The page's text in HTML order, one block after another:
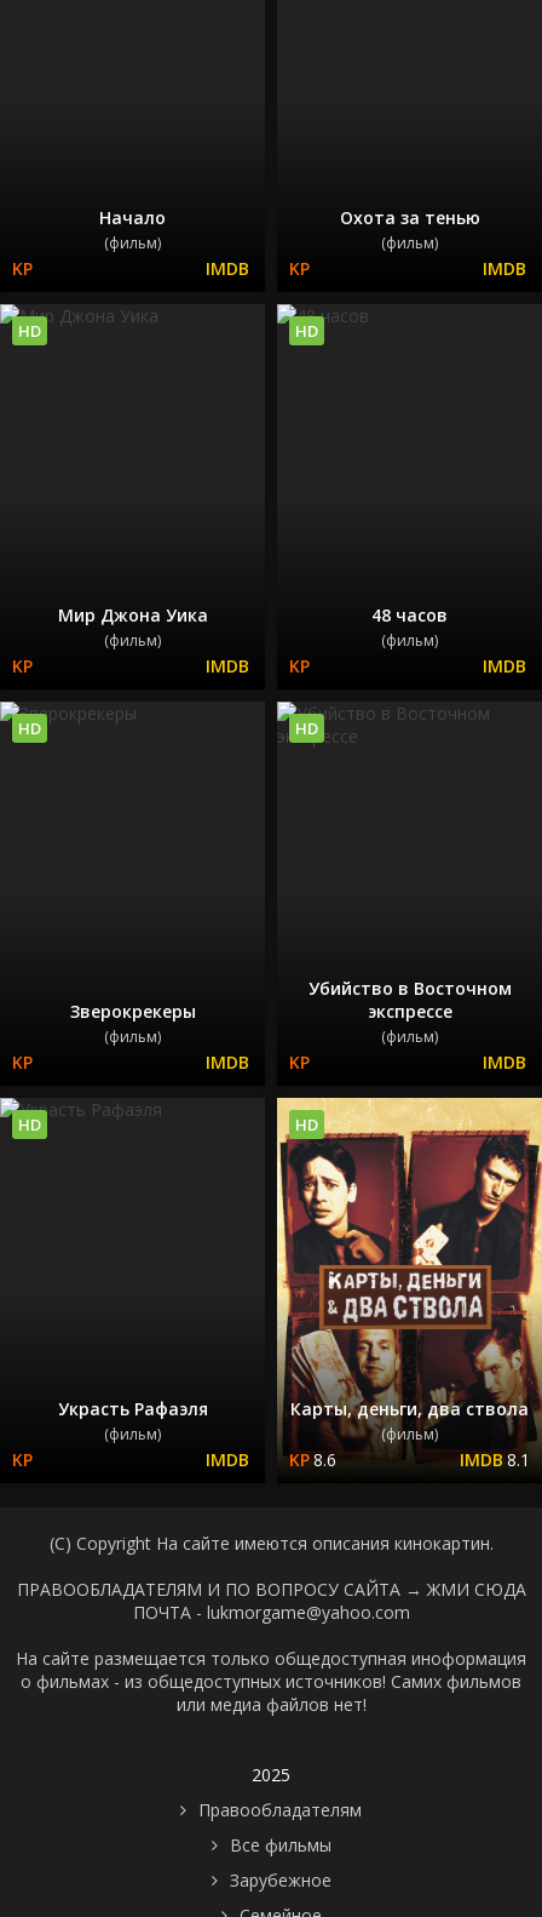
Начало
(фильм)
Охота за тенью
(фильм)
Мир Джона Уика
(фильм)
HD
48 часов
(фильм)
HD
Зверокрекеры
(фильм)
HD
Убийство в Восточном
экспрессе
(фильм)
HD
Украсть Рафаэля
(фильм)
HD
Карты, деньги, два ствола
(фильм)
8.6 8.1
HD
(C) Copyright На сайте имеются описания кинокартин.
ПРАВООБЛАДАТЕЛЯМ И ПО ВОПРОСУ САЙТА → ЖМИ СЮДА
ПОЧТА - lukmorgame@yahoo.com
На сайте размещается только общедоступная иноформация
о фильмах - из общедоступных источников! Самих фильмов
или медиа файлов нет!
2025
Правообладателям
Все фильмы
Зарубежное